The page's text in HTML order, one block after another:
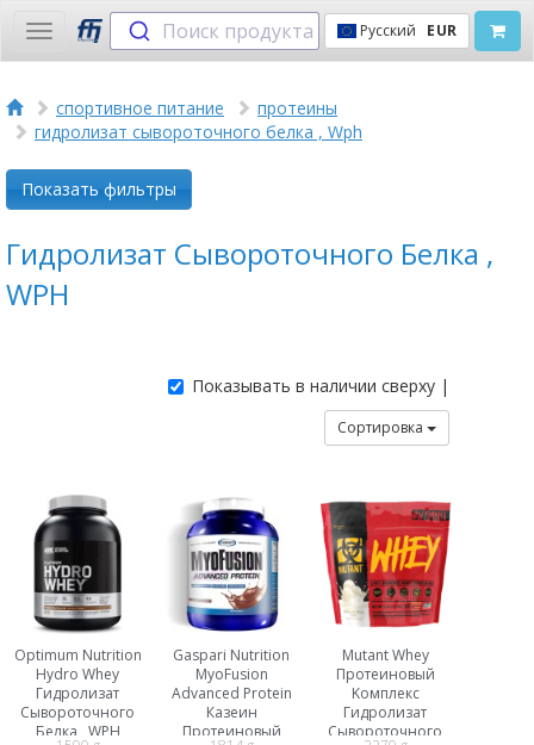
Toggle
navigation
Поиск продукта Русский EUR
спортивное питание
протеины
гидролизат сывороточного белка , Wph
Показать фильтры
Гидролизат Сывороточного Белка ,
WPH
Показывать в наличии сверху |
Сортировка
Optimum Nutrition
Hydro Whey
Гидролизат
Сывороточного
Белка , WPH
Gaspari Nutrition
MyoFusion
Advanced Protein
Казеин
Протеиновый
Mutant Whey
Протеиновый
Kомплекс
Гидролизат
Сывороточного